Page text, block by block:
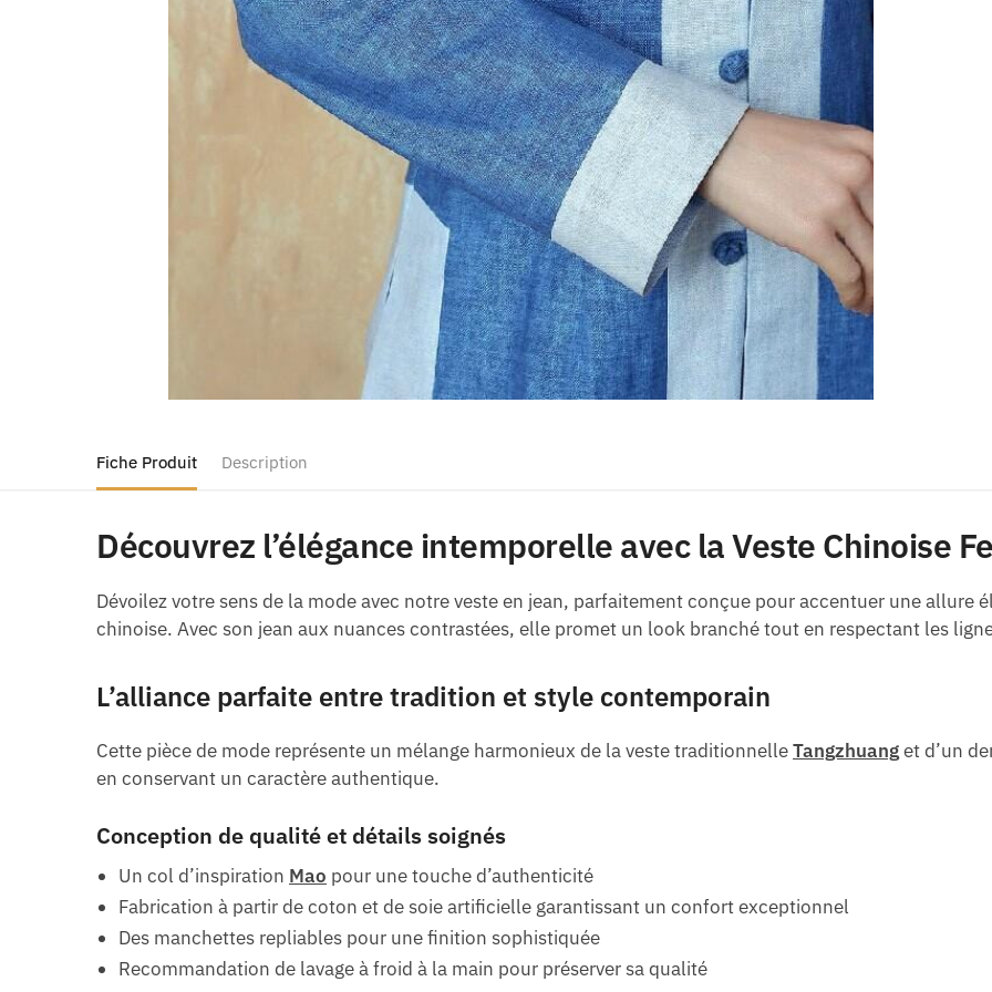
Fiche Produit Description
Découvrez l’élégance intemporelle avec la Veste Chinoise
Dévoilez votre sens de la mode avec notre veste en jean, parfaitement conçue pour accentuer une allure
chinoise. Avec son jean aux nuances contrastées, elle promet un look branché tout en respectant les
L’alliance parfaite entre tradition et style contemporain
Cette pièce de mode représente un mélange harmonieux de la veste traditionnelleTangzhuanget d’un
en conservant un caractère authentique.
Conception de qualité et détails soignés
Un col d’inspiration Mao pour une touche d’authenticité
Fabrication à partir de coton et de soie artificielle garantissant un confort exceptionnel
Des manchettes repliables pour une finition sophistiquée
Recommandation de lavage à froid à la main pour préserver sa qualité